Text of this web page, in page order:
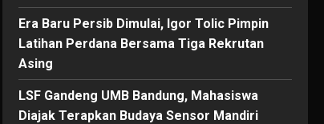
Era Baru Persib Dimulai, Igor Tolic Pimpin
Latihan Perdana Bersama Tiga Rekrutan
Asing
LSF Gandeng UMB Bandung, Mahasiswa
Diajak Terapkan Budaya Sensor Mandiri